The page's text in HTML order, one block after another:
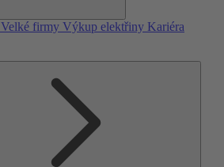
Velké firmy Výkup elektřiny Kariéra